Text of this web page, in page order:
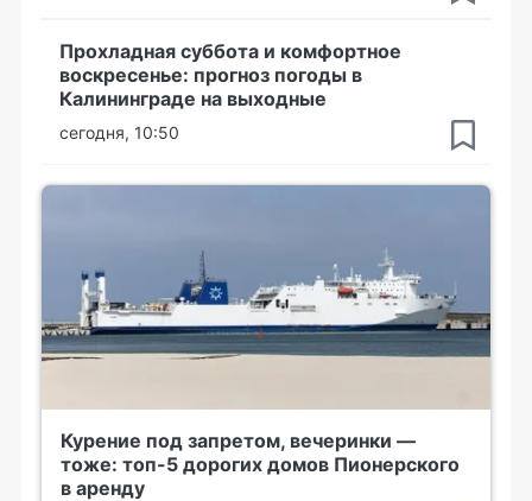
Прохладная суббота и комфортное
воскресенье: прогноз погоды в
Калининграде на выходные
сегодня, 10:50
Курение под запретом, вечеринки —
тоже: топ-5 дорогих домов Пионерского
в аренду